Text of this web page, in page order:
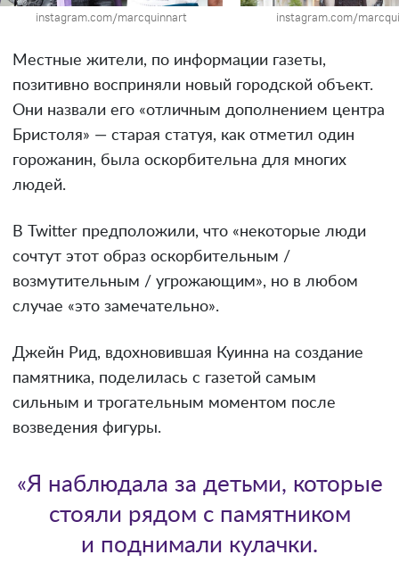
instagram.com/marcquinnart instagram.com/
Местные жители, по информации газеты,
позитивно восприняли новый городской объект.
Они назвали его «отличным дополнением центра
Бристоля» — старая статуя, как отметил один
горожанин, была оскорбительна для многих
людей.
В Twitter предположили, что «некоторые люди
сочтут этот образ оскорбительным /
возмутительным / угрожающим», но в любом
случае «это замечательно».
Джейн Рид, вдохновившая Куинна на создание
памятника, поделилась с газетой самым
сильным и трогательным моментом после
возведения фигуры.
«Я наблюдала за детьми, которые
стояли рядом с памятником
и поднимали кулачки.